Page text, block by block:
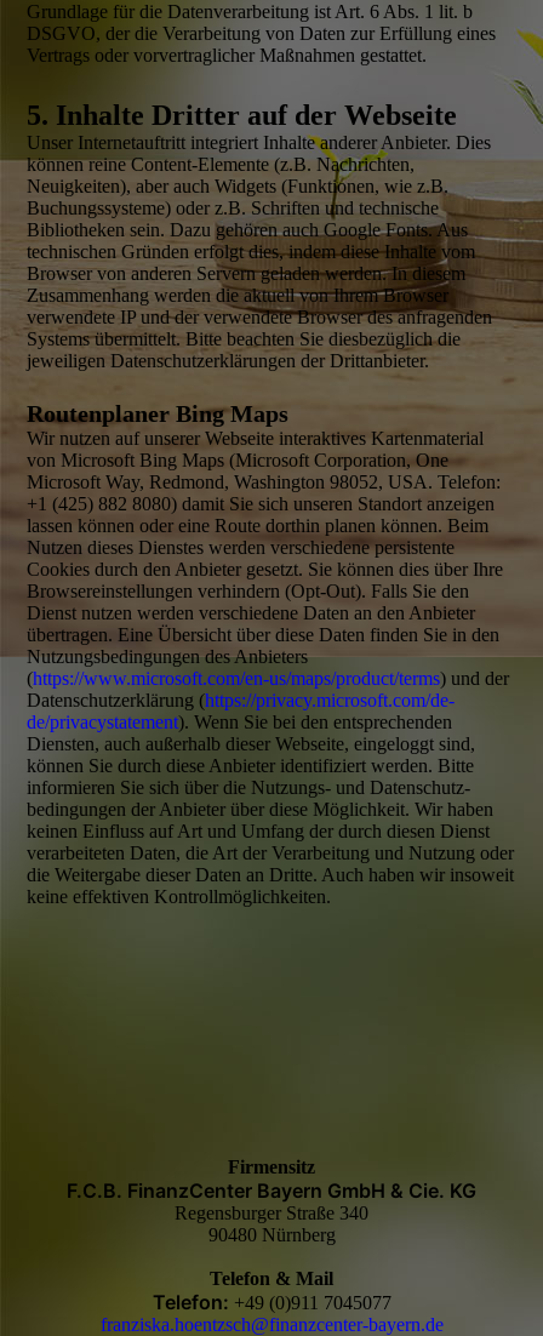
Grundlage für die Daten­verarbeitung ist Art. 6 Abs. 1 lit. b
DSGVO, der die Verarbeitung von Daten zur Erfüllung eines
Vertrags oder vorvertraglicher Maßnahmen gestattet.
5. Inhalte Dritter auf der Webseite
Unser Internet­auftritt integriert Inhalte anderer Anbieter. Dies
können reine Content-Elemente (z.B. Nachrichten,
Neuigkeiten), aber auch Widgets (Funktionen, wie z.B.
Buchungs­systeme) oder z.B. Schriften und technische
Bibliotheken sein. Dazu gehören auch Google Fonts. Aus
technischen Gründen erfolgt dies, indem diese Inhalte vom
Browser von anderen Servern geladen werden. In diesem
Zusammenhang werden die aktuell von Ihrem Browser
verwendete IP und der verwendete Browser des anfragenden
Systems übermittelt. Bitte beachten Sie diesbezüglich die
jeweiligen Datenschutz­erklärungen der Drittanbieter.
Routenplaner Bing Maps
Wir nutzen auf unserer Webseite interaktives Kartenmaterial
von Microsoft Bing Maps (Microsoft Corporation, One
Microsoft Way, Redmond, Washington 98052, USA. Telefon:
+1 (425) 882 8080) damit Sie sich unseren Standort anzeigen
lassen können oder eine Route dorthin planen können. Beim
Nutzen dieses Dienstes werden verschiedene persistente
Cookies durch den Anbieter gesetzt. Sie können dies über Ihre
Browser­einstellungen verhindern (Opt-Out). Falls Sie den
Dienst nutzen werden verschiedene Daten an den Anbieter
übertragen. Eine Übersicht über diese Daten finden Sie in den
Nutzungs­bedingungen des Anbieters
(https://www.microsoft.com/en-us/maps/product/terms) und der
Datenschutz­erklärung (https://privacy.microsoft.com/de-
de/privacystatement). Wenn Sie bei den entsprechenden
Diensten, auch außerhalb dieser Webseite, eingeloggt sind,
können Sie durch diese Anbieter identifiziert werden. Bitte
informieren Sie sich über die Nutzungs- und Datenschutz­
bedingungen der Anbieter über diese Möglichkeit. Wir haben
keinen Einfluss auf Art und Umfang der durch diesen Dienst
verarbeiteten Daten, die Art der Verarbeitung und Nutzung oder
die Weitergabe dieser Daten an Dritte. Auch haben wir insoweit
keine effektiven Kontroll­möglich­keiten.
Firmensitz
F.C.B. FinanzCenter Bayern GmbH & Cie. KG
Regensburger Straße 340
90480 Nürnberg
Telefon & Mail
Telefon: +49 (0)911 7045077
franziska.hoentzsch@finanzcenter-bayern.de